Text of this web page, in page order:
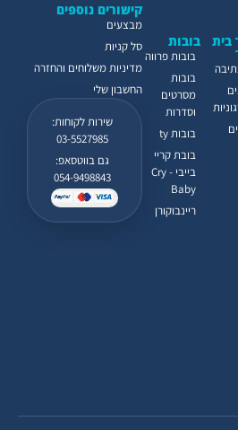
קישורים נוספים
מבצעים
סל קניות
מדיניות משלוחים והחזרה
החשבון שלי
שירות לקוחות:
03-5527985
גם בווטסאפ:
054-9498843
בית בובות
בובות פרווה
בובות
מסרטים
וסדרות
בובות ty
בובת קריי
בייבי - Cry
Baby
ריינבוקורן